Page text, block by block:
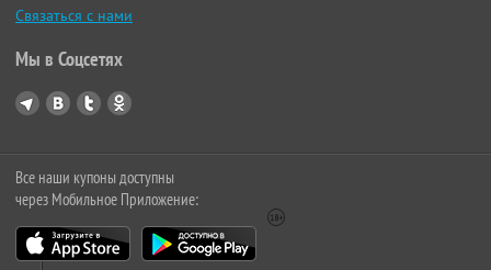
Связаться с нами
Мы в Соцсетях
Все наши купоны доступны
через Мобильное Приложение: